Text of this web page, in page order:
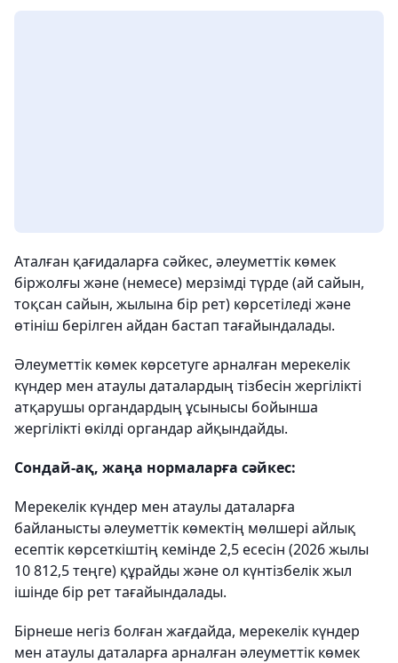
Аталған қағидаларға сәйкес, әлеуметтік көмек
біржолғы және (немесе) мерзімді түрде (ай сайын,
тоқсан сайын, жылына бір рет) көрсетіледі және
өтініш берілген айдан бастап тағайындалады.
Әлеуметтік көмек көрсетуге арналған мерекелік
күндер мен атаулы даталардың тізбесін жергілікті
атқарушы органдардың ұсынысы бойынша
жергілікті өкілді органдар айқындайды.
Сондай-ақ, жаңа нормаларға сәйкес:
Мерекелік күндер мен атаулы даталарға
байланысты әлеуметтік көмектің мөлшері айлық
есептік көрсеткіштің кемінде 2,5 есесін (2026 жылы
10 812,5 теңге) құрайды және ол күнтізбелік жыл
ішінде бір рет тағайындалады.
Бірнеше негіз болған жағдайда, мерекелік күндер
мен атаулы даталарға арналған әлеуметтік көмек